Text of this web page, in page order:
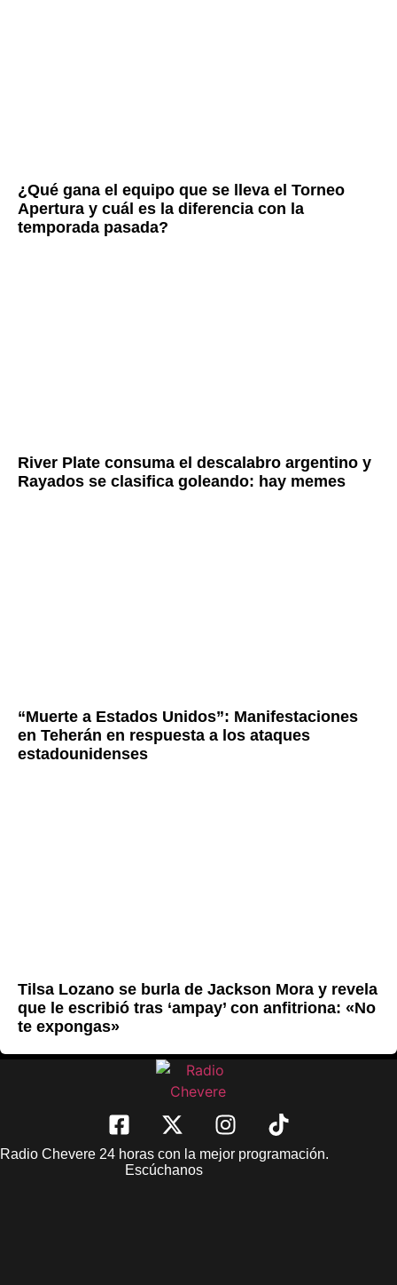
¿Qué gana el equipo que se lleva el Torneo
Apertura y cuál es la diferencia con la
temporada pasada?
River Plate consuma el descalabro argentino y
Rayados se clasifica goleando: hay memes
“Muerte a Estados Unidos”: Manifestaciones
en Teherán en respuesta a los ataques
estadounidenses
Tilsa Lozano se burla de Jackson Mora y revela
que le escribió tras ‘ampay’ con anfitriona: «No
te expongas»
Radio Chevere 24 horas con la mejor programación.
Escúchanos